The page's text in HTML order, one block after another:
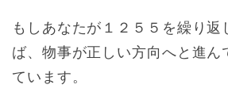
もしあなたが１２５５を繰り返
ば、物事が正しい方向へと進ん
ています。